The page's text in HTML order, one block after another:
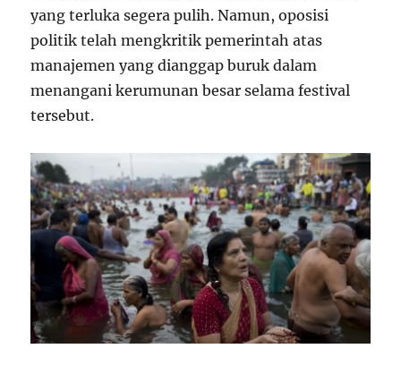
yang terluka segera pulih. Namun, oposisi
politik telah mengkritik pemerintah atas
manajemen yang dianggap buruk dalam
menangani kerumunan besar selama festival
tersebut.